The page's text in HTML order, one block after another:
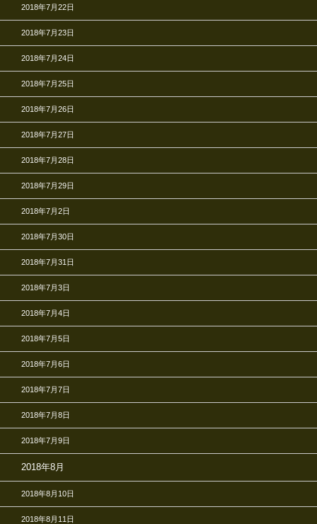
2018年7月22日
2018年7月23日
2018年7月24日
2018年7月25日
2018年7月26日
2018年7月27日
2018年7月28日
2018年7月29日
2018年7月2日
2018年7月30日
2018年7月31日
2018年7月3日
2018年7月4日
2018年7月5日
2018年7月6日
2018年7月7日
2018年7月8日
2018年7月9日
2018年8月
2018年8月10日
2018年8月11日